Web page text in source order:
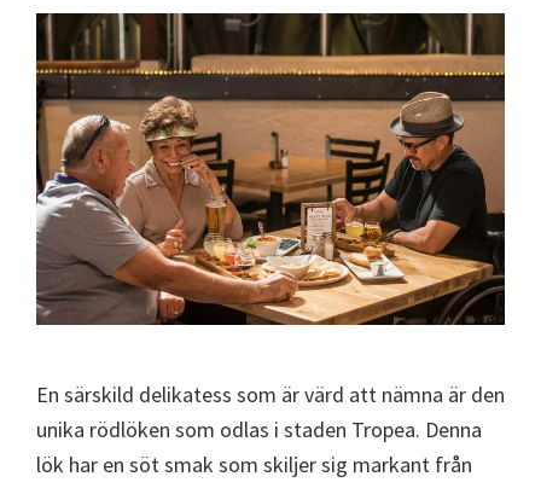
En särskild delikatess som är värd att nämna är den
unika rödlöken som odlas i staden Tropea. Denna
lök har en söt smak som skiljer sig markant från